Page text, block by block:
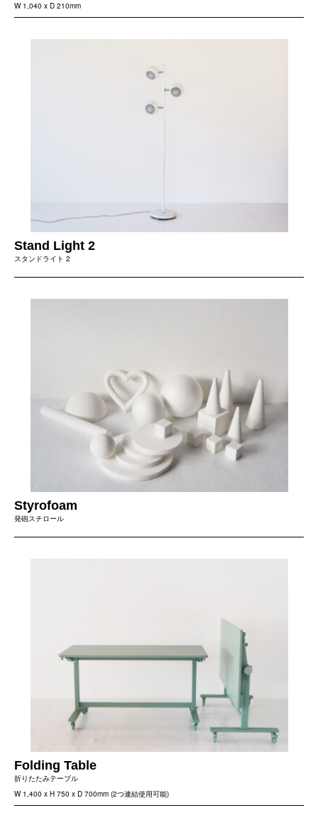
W 1,040 x D 210mm
Stand Light 2
スタンドライト 2
Styrofoam
発砲スチロール
Folding Table
折りたたみテーブル
W 1,400 x H 750 x D 700mm (2つ連結使用可能)